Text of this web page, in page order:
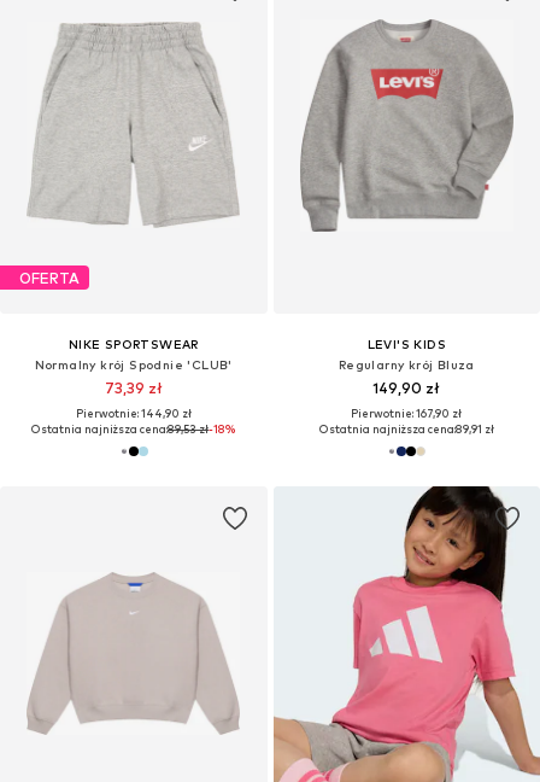
OFERTA
NIKE SPORTSWEAR
Normalny krój Spodnie 'CLUB'
73,39 zł
Pierwotnie: 144,90 zł
Ostatnia najniższa cena:89,53 zł-18%
LEVI'S KIDS
Regularny krój Bluza
149,90 zł
Pierwotnie: 167,90 zł
Ostatnia najniższa cena:89,91 zł